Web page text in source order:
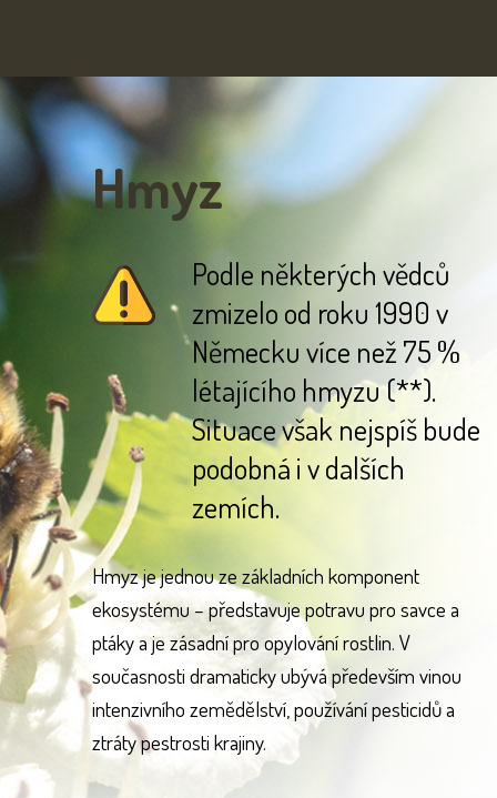
Hmyz
Podle některých vědců
zmizelo od roku 1990 v
Německu více než 75 %
létajícího hmyzu (**).
Situace však nejspíš bude
podobná i v dalších
zemích.
Hmyz je jednou ze základních komponent
ekosystému – představuje potravu pro savce a
ptáky a je zásadní pro opylování rostlin. V
současnosti dramaticky ubývá především vinou
intenzivního zemědělství, používání pesticidů a
ztráty pestrosti krajiny.